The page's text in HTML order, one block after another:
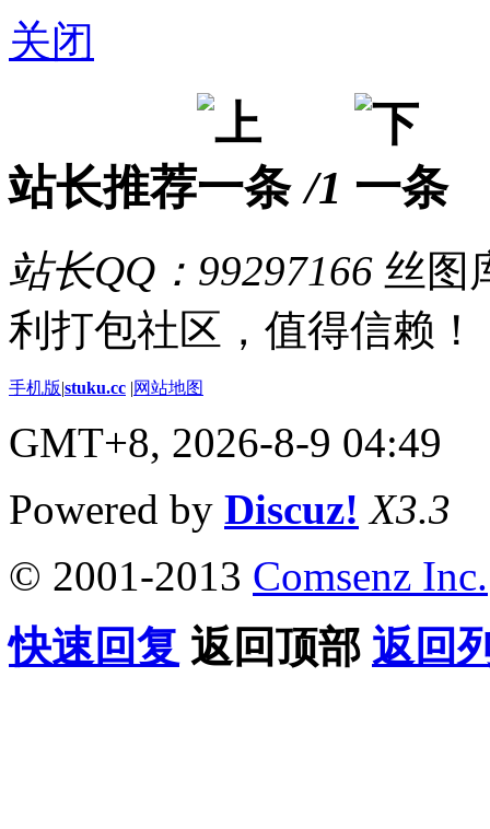
关闭
站长推荐 /1
站长QQ：99297166 丝图
利打包社区，值得信赖！
手机版|stuku.cc |网站地图
GMT+8, 2026-8-9 04:49
Powered by Discuz! X3.3
© 2001-2013 Comsenz Inc.
快速回复 返回顶部 返回